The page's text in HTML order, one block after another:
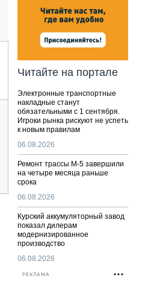
Читайте на портале
Электронные транспортные
накладные станут
обязательными с 1 сентября.
Игроки рынка рискуют не успеть
к новым правилам
06.08.2026
Ремонт трассы М-5 завершили
на четыре месяца раньше
срока
06.08.2026
Курский аккумуляторный завод
показал дилерам
модернизированное
производство
06.08.2026
РЕКЛАМА